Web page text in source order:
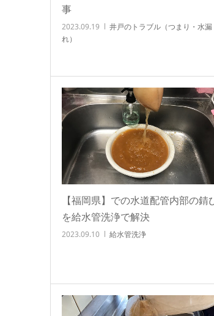
事
2023.09.19
井戸のトラブル（つまり・水漏
れ）
【福岡県】での水道配管内部の錆
を給水管洗浄で解決
2023.09.10 給水管洗浄